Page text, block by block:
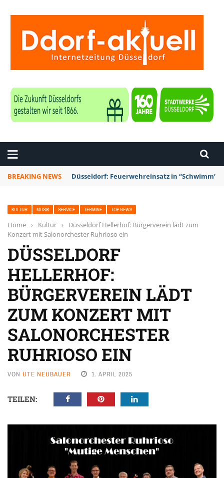
BREAKING NEWS Düsseldorf: Feuerwehreinsatz in “Schwimm’
KULTUR MUSIK SERVICE TERMINE TOP NEWS
Home › Kultur ›
Düsseldorf Hellerhof: Bürgerverein lädt zum
Konzert mit Salonorchester Ruhrioso ein
DÜSSELDORF
HELLERHOF:
BÜRGERVEREIN LÄDT
ZUM KONZERT MIT
SALONORCHESTER
RUHRIOSO EIN
VON UTE NEUBAUER 1. APRIL 2025
TEILEN: